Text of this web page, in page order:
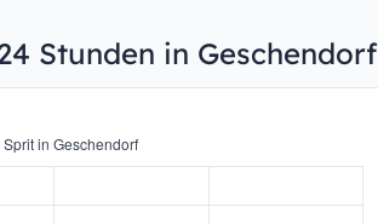
Stunden in Geschendorf